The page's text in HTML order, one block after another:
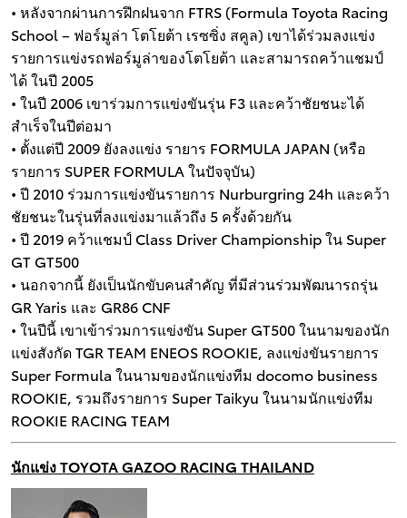
• หลังจากผ่านการฝึกฝนจาก FTRS (Formula Toyota Racing
School – ฟอร์มูล่า โตโยต้า เรซซิ่ง สคูล) เขาได้ร่วมลงแข่ง
รายการแข่งรถฟอร์มูล่าของโตโยต้า และสามารถคว้าแชมป์
ได้ ในปี 2005
• ในปี 2006 เขาร่วมการแข่งขันรุ่น F3 และคว้าชัยชนะได้
สำเร็จในปีต่อมา
• ตั้งแต่ปี 2009 ยังลงแข่ง รายาร FORMULA JAPAN (หรือ
รายการ SUPER FORMULA ในปัจจุบัน)
• ปี 2010 ร่วมการแข่งขันรายการ Nurburgring 24h และคว้า
ชัยชนะในรุ่นที่ลงแข่งมาแล้วถึง 5 ครั้งด้วยกัน
• ปี 2019 คว้าแชมป์ Class Driver Championship ใน Super
GT GT500
• นอกจากนี้ ยังเป็นนักขับคนสำคัญ ที่มีส่วนร่วมพัฒนารถรุ่น
GR Yaris และ GR86 CNF
• ในปีนี้ เขาเข้าร่วมการแข่งขัน Super GT500 ในนามของนัก
แข่งสังกัด TGR TEAM ENEOS ROOKIE, ลงแข่งขันรายการ
Super Formula ในนามของนักแข่งทีม docomo business
ROOKIE, รวมถึงรายการ Super Taikyu ในนามนักแข่งทีม
ROOKIE RACING TEAM
นักแข่ง TOYOTA GAZOO RACING THAILAND